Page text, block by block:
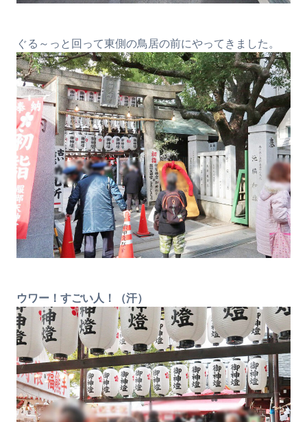
ぐる～っと回って東側の鳥居の前にやってきました。
ウワー！すごい人！（汗）